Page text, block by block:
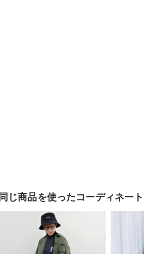
同じ商品を使ったコーディネート